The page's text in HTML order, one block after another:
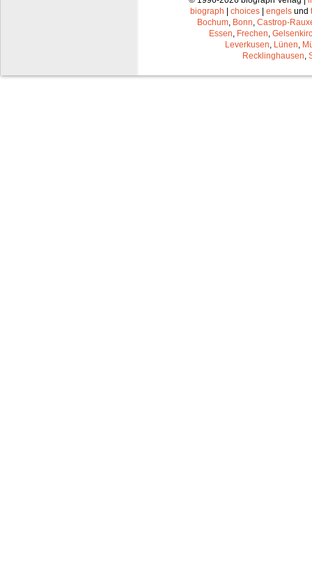
biograph
choices engels und
Bochum, Bonn, Castrop-
Essen, Frechen,
Leverkusen, Lünen,
Recklinghausen,